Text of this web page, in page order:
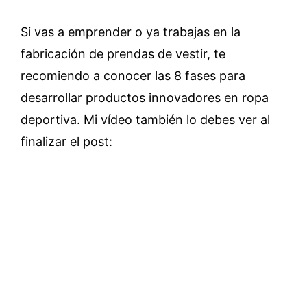
Si vas a emprender o ya trabajas en la
fabricación de prendas de vestir, te
recomiendo a conocer las 8 fases para
desarrollar productos innovadores en ropa
deportiva. Mi vídeo también lo debes ver al
finalizar el post: